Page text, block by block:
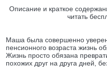
Описание и краткое
читать
Маша была совершенно
пенсионного возраста жизнь
Жизнь просто обязана
похожих друг на друга дней,